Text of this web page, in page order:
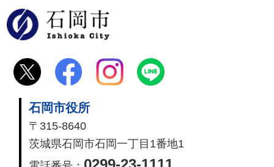
石岡市役所
〒315-8640
茨城県石岡市石岡一丁目1番地1